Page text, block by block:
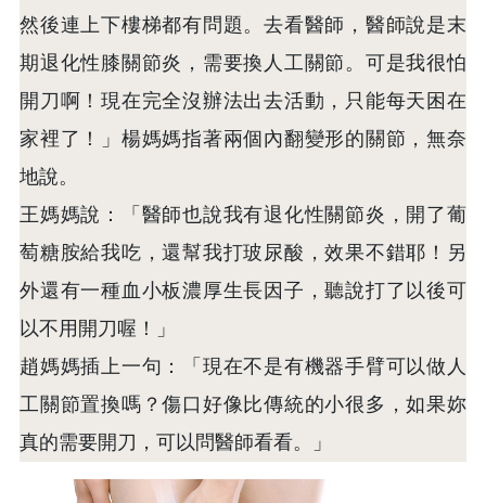
然後連上下樓梯都有問題。去看醫師，醫師說是末
期退化性膝關節炎，需要換人工關節。可是我很怕
開刀啊！現在完全沒辦法出去活動，只能每天困在
家裡了！」楊媽媽指著兩個內翻變形的關節，無奈
地說。
王媽媽說：「醫師也說我有退化性關節炎，開了葡
萄糖胺給我吃，還幫我打玻尿酸，效果不錯耶！另
外還有一種血小板濃厚生長因子，聽說打了以後可
以不用開刀喔！」
趙媽媽插上一句：「現在不是有機器手臂可以做人
工關節置換嗎？傷口好像比傳統的小很多，如果妳
真的需要開刀，可以問醫師看看。」